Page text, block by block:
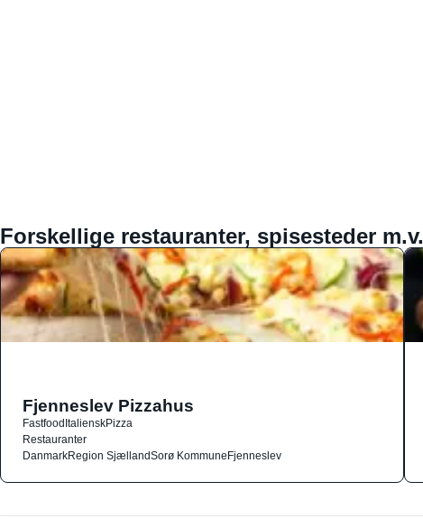
Forskellige restauranter, spisesteder m.v.
Fjenneslev Pizzahus
FastfoodItalienskPizza
Restauranter
DanmarkRegion SjællandSorø KommuneFjenneslev